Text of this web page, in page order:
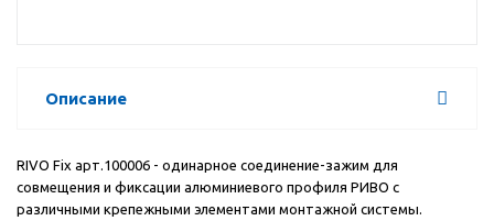
Описание
RIVO Fix арт.100006 - одинарное соединение-зажим для
совмещения и фиксации алюминиевого профиля РИВО с
различными крепежными элементами монтажной системы.